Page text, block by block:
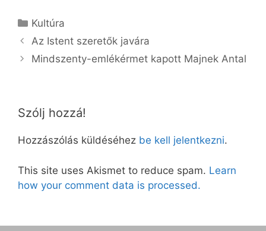
Kategória
Kultúra
Az Istent szeretők javára
Mindszenty-emlékérmet kapott Majnek Antal
Szólj hozzá!
Hozzászólás küldéséhez be kell jelentkezni.
This site uses Akismet to reduce spam. Learn
how your comment data is processed.